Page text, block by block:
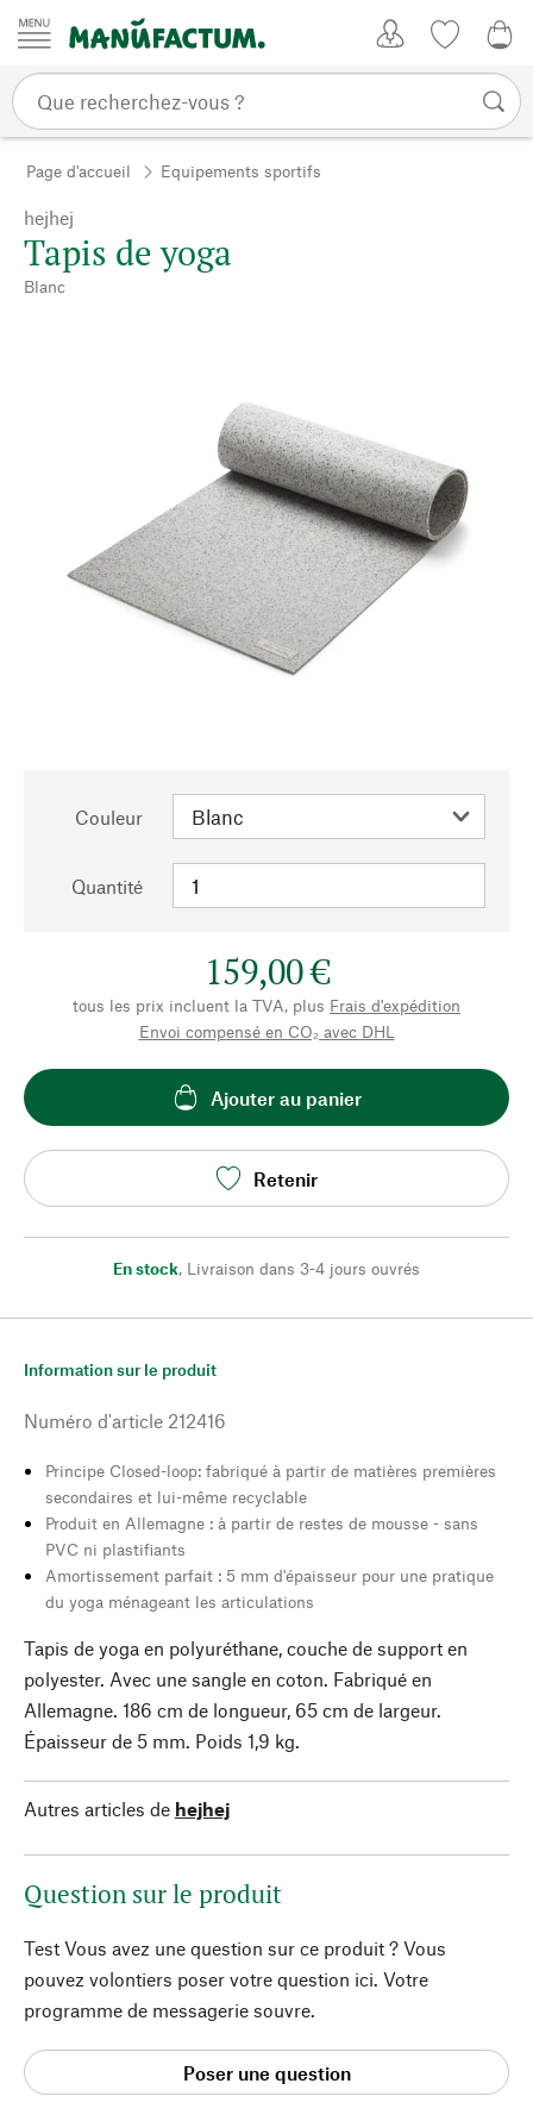
Passer au contenu
Page d'accueil Equipements sportifs
hejhej
Tapis de yoga
Blanc
Couleur
Quantité
159,00 €
tous les prix incluent la TVA, plus Frais d'expédition
Envoi compensé en CO₂ avec DHL
Ajouter au panier
Retenir
En stock, Livraison dans 3-4 jours ouvrés
Information sur le produit
Numéro d'article 212416
Principe Closed-loop: fabriqué à partir de matières premières
secondaires et lui-même recyclable
Produit en Allemagne : à partir de restes de mousse - sans
PVC ni plastifiants
Amortissement parfait : 5 mm d'épaisseur pour une pratique
du yoga ménageant les articulations
Tapis de yoga en polyuréthane, couche de support en
polyester. Avec une sangle en coton. Fabriqué en
Allemagne. 186 cm de longueur, 65 cm de largeur.
Épaisseur de 5 mm. Poids 1,9 kg.
Autres articles de hejhej
Question sur le produit
Test Vous avez une question sur ce produit ? Vous
pouvez volontiers poser votre question ici. Votre
programme de messagerie souvre.
Poser une question